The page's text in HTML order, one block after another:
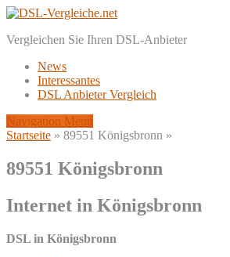
Vergleichen Sie Ihren DSL-Anbieter
News
Interessantes
DSL Anbieter Vergleich
Navigation Menu
Startseite » 89551 Königsbronn »
89551 Königsbronn
Internet in Königsbronn
DSL in Königsbronn